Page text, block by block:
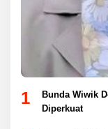
1
Bunda Wiwik
Diperkuat